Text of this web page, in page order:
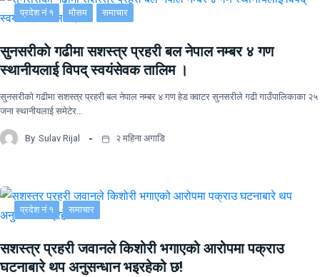
प्रदेश नं १ मौसम समाचार
सुनसरीकाे गढीमा सशस्त्र प्रहरी बल नेपाल नम्बर ४ गण
स्थानीयलाई विपद् स्वयंसेवक तालिम ।
सुनसरीकाे गढीमा सशस्त्र प्रहरी बल नेपाल नम्बर ४ गण हेड क्वाटर सुनसरीले गढी गाउँपालिकाका २५
जना स्थानीयलाई समेटेर…
By Sulav Rijal २ महिना अगाडि
प्रदेश नं १ समाचार
सशस्त्र प्रहरी जवानले किशोरी भगाएको आरोपमा पक्राउ
घटनाबारे थप अनुसन्धान भइरहेको छ!